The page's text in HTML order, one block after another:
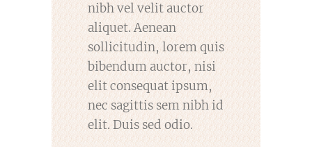
nibh vel velit auctor
aliquet. Aenean
sollicitudin, lorem quis
bibendum auctor, nisi
elit consequat ipsum,
nec sagittis sem nibh id
elit. Duis sed odio.